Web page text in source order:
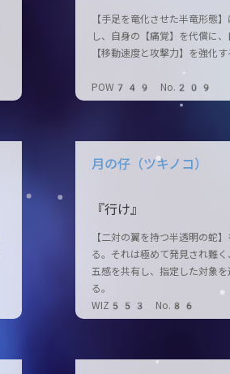
【手足を竜化させた半竜形態
し、自身の【痛覚】を代償に
【移動速度と攻撃力】を強化す
POW749 No.209
月の仔（ツキノコ）
『行け』
【二対の翼を持つ半透明の蛇
る。それは極めて発見され難く
五感を共有し、指定した対象を
る。
WIZ553 No.86